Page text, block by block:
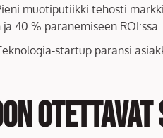
muotiputiikki tehosti
40 % paranemiseen ROI:ssa.
startup paransi